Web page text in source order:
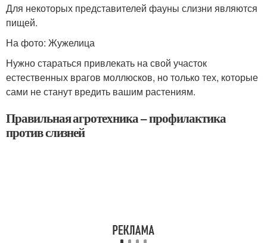
Для некоторых представителей фауны слизни являются
пищей.
На фото: Жужелица
Нужно стараться привлекать на свой участок
естественных врагов моллюсков, но только тех, которые
сами не станут вредить вашим растениям.
Правильная агротехника – профилактика
против слизней